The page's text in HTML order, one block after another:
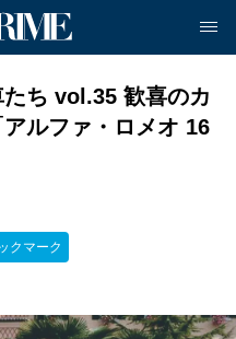
ち vol.35 歓喜のカ
ルファ・ロメオ 16
クマーク